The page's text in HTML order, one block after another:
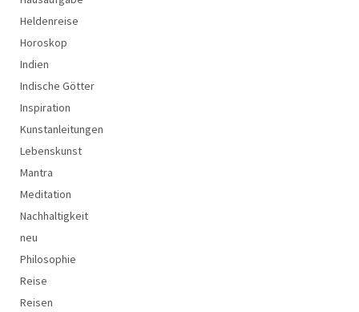
Heldenreise
Horoskop
Indien
Indische Götter
Inspiration
Kunstanleitungen
Lebenskunst
Mantra
Meditation
Nachhaltigkeit
neu
Philosophie
Reise
Reisen